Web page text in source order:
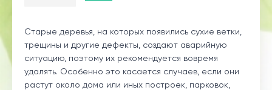
Старые деревья, на которых появились сухие ветки,
трещины и другие дефекты, создают аварийную
ситуацию, поэтому их рекомендуется вовремя
удалять. Особенно это касается случаев, если они
растут около дома или иных построек, парковок,